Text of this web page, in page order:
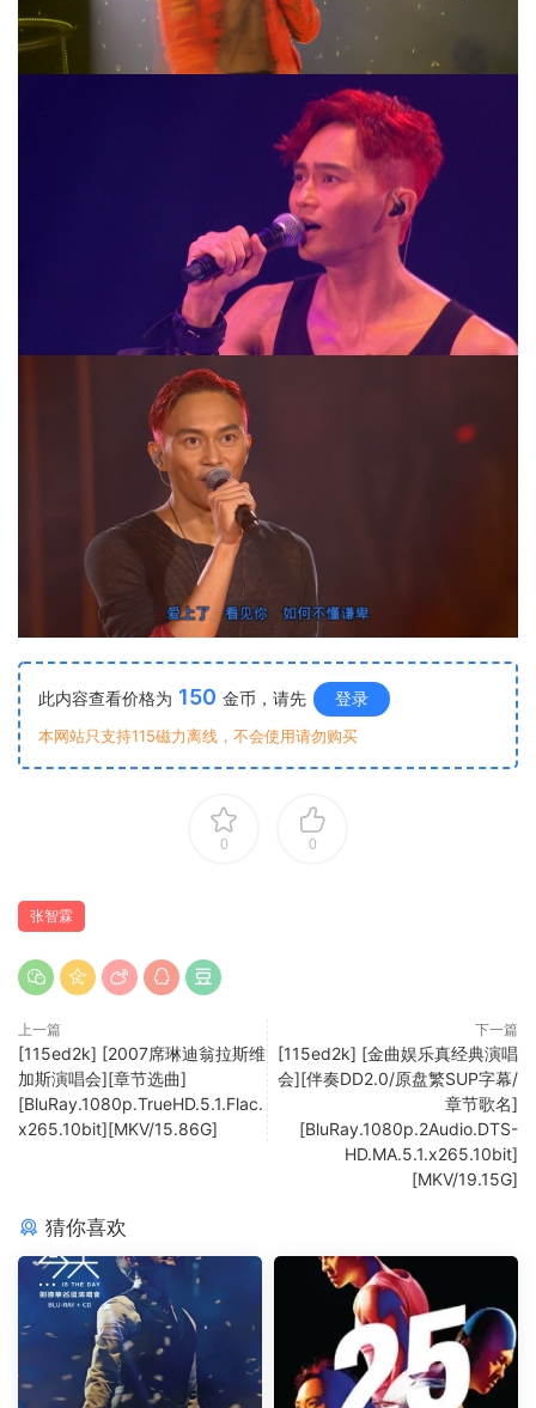
此内容查看价格为 150 金币，请先 登录
本网站只支持115磁力离线，不会使用请勿购买
0 0
张智霖
上一篇
[115ed2k] [2007席琳迪翁拉斯维
加斯演唱会][章节选曲]
[BluRay.1080p.TrueHD.5.1.Flac.
x265.10bit][MKV/15.86G]
下一篇
[115ed2k] [金曲娱乐真经典演唱
会][伴奏DD2.0/原盘繁SUP字幕/
章节歌名]
[BluRay.1080p.2Audio.DTS-
HD.MA.5.1.x265.10bit]
[MKV/19.15G]
猜你喜欢